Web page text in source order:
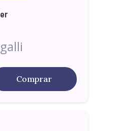
Comprar